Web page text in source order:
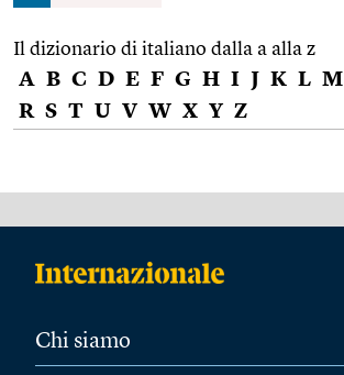
Il dizionario di italiano dalla a alla z
A B C D E F G H I J K L M
R S T U V W X Y Z
Chi siamo